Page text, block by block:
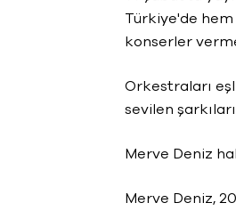
Türkiye'de
konserler
Orkestraları
sevilen
Merve Deniz
Merve Deniz,